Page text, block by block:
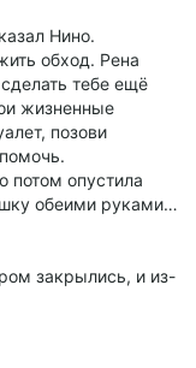
Нино.
обход. Рена
тебе ещё
жизненные
позови
потом опустила
обеими руками…
закрылись, и из-